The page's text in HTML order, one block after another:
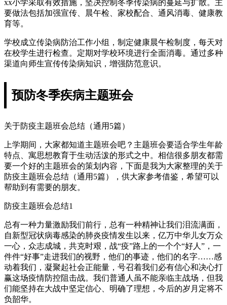
xx小学采取有效措施，坚决控制冬季传染病的蔓延与扩散。主
要做法包括加强宣传、晨午检、家校配合、通风消毒、健康教
育等。
学校成立传染病防治工作小组，制定健康晨午检制度，每天对
在校学生进行检查。定期对学校环境进行全面消毒。通过多种
渠道向师生宣传传染病知识，增强防范意识。
预防冬季疾病主题班会
关于防疫主题班会总结（通用5篇）
上学期间，大家都知道主题班会吧？主题班会要适合学生年龄
特点、寓思想教育于生动活泼的形式之中。相信很多朋友都需
要一个好的主题班会的策划内容，下面是我为大家整理的关于
防疫主题班会总结（通用5篇），供大家参考借鉴，希望可以
帮助到有需要的朋友。
防疫主题班会总结1
总有一种力量激励我们前行，总有一种精神让我们泪流满面，
自新型冠状病毒感染的肺炎疫情发生以来，亿万中华儿女万众
一心，众志成城，共克时艰，战“疫”路上的一个个“好人”，一
件件“好事”走进我们的视野，他们的事迹，他们的名字……感
动着我们，凝聚起社会正能量，号召着我们必有信心和决心打
赢这场疫情防控阻击战。我们普通人虽不能亲临主战场，但我
们能坚持在大战中坚定信心、明确了理想，今后的岁月定将不
负韶华。